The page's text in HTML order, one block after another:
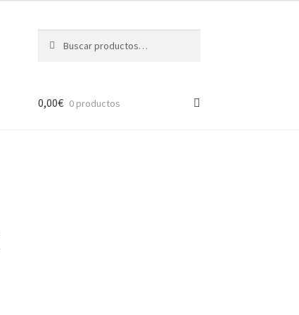
por:
0,00€ 0 productos